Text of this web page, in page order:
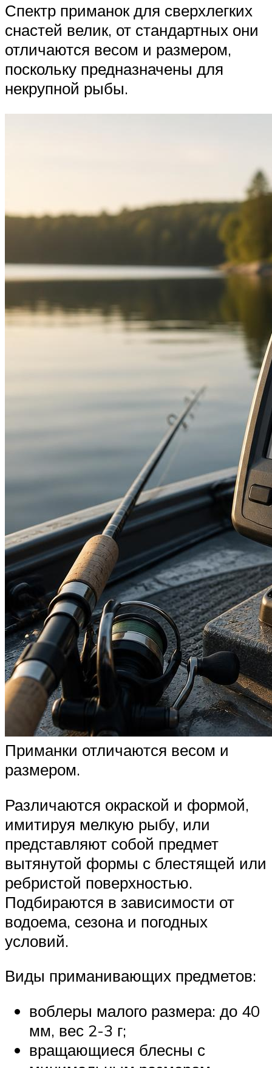
Спектр приманок для сверхлегких
снастей велик, от стандартных они
отличаются весом и размером,
поскольку предназначены для
некрупной рыбы.
Приманки отличаются весом и
размером.
Различаются окраской и формой,
имитируя мелкую рыбу, или
представляют собой предмет
вытянутой формы с блестящей или
ребристой поверхностью.
Подбираются в зависимости от
водоема, сезона и погодных
условий.
Виды приманивающих предметов:
воблеры малого размера: до 40
мм, вес 2-3 г;
вращающиеся блесны с